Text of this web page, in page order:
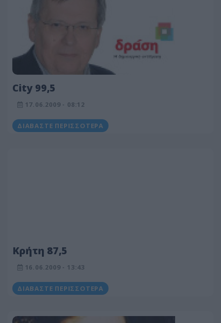
City 99,5
17.06.2009 - 08:12
ΔΙΑΒΆΣΤΕ ΠΕΡΙΣΣΌΤΕΡΑ
Κρήτη 87,5
16.06.2009 - 13:43
ΔΙΑΒΆΣΤΕ ΠΕΡΙΣΣΌΤΕΡΑ